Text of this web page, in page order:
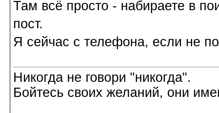
Там всё просто - набираете в
пост.
Я сейчас с телефона, если не
Никогда не говори "никогда".
Бойтесь своих желаний, они